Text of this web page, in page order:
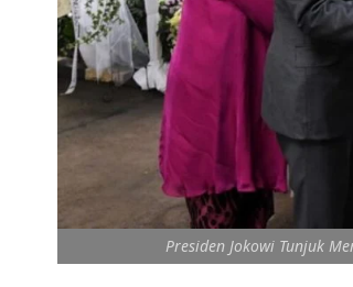
Presiden Jokowi Tunjuk